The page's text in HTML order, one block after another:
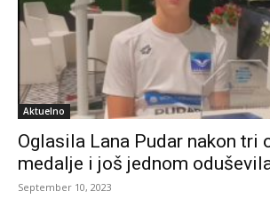
Aktuelno
Oglasila Lana Pudar nakon tri
medalje i još jednom
September 10, 2023